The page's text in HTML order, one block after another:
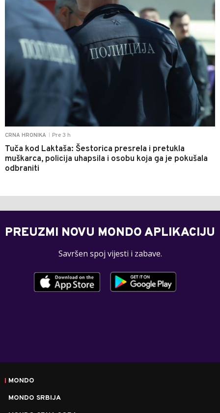
CRNA HRONIKA Pre 3 h
Tuča kod Laktaša: Šestorica presrela i pretukla
muškarca, policija uhapsila i osobu koja ga je pokušala
odbraniti
PREUZMI NOVU MONDO APLIKACIJU
Savršen spoj vijesti i zabave.
MONDO
MONDO SRBIJA